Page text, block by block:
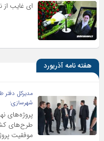
ای غایب
هفته نامه آذریورد
مدیرکل
شهرسازی:
پروژه‌های
طرح‌های
موفقیت